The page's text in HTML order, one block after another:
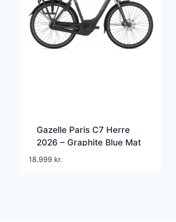
Gazelle Paris C7 Herre
2026 – Graphite Blue Mat
18.999 kr.